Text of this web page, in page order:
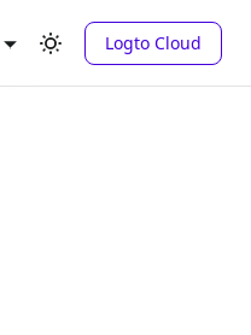
Logto Cloud